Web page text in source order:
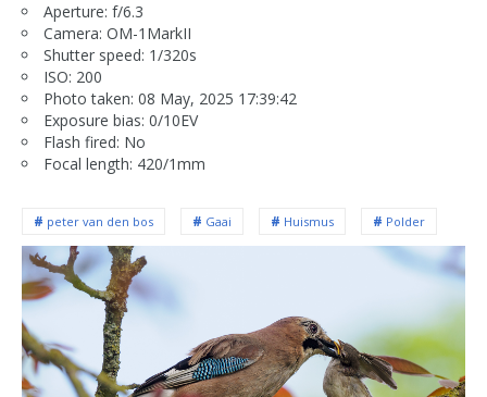
Aperture: f/6.3
Camera: OM-1MarkII
Shutter speed: 1/320s
ISO: 200
Photo taken: 08 May, 2025 17:39:42
Exposure bias: 0/10EV
Flash fired: No
Focal length: 420/1mm
peter van den bos Gaai Huismus Polder